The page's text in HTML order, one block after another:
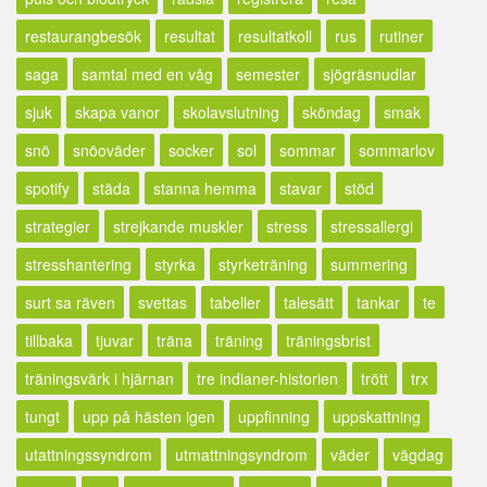
restaurangbesök
resultat resultatkoll rus
rutiner
saga
samtal med en våg semester
sjögräsnudlar
sjuk
skapa vanor skolavslutning sköndag
smak
snö
snöoväder socker sol sommar
sommarlov
spotify
städa stanna hemma stavar
stöd
strategier
strejkande muskler stress
stressallergi
stresshantering
styrka styrketräning
summering
surt sa räven
svettas tabeller talesätt tankar
te
tillbaka
tjuvar träna träning
träningsbrist
träningsvärk i hjärnan
tre indianer-historien trött
trx
tungt
upp på hästen igen uppfinning
uppskattning
utattningssyndrom
utmattningsyndrom väder
vägdag